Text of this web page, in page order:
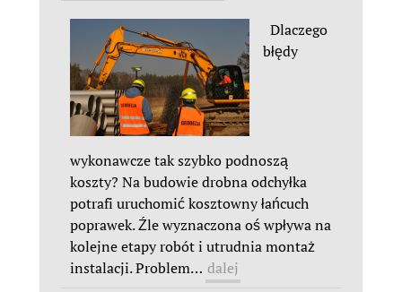
Dlaczego
błędy
wykonawcze tak szybko podnoszą
koszty? Na budowie drobna odchyłka
potrafi uruchomić kosztowny łańcuch
poprawek. Źle wyznaczona oś wpływa na
kolejne etapy robót i utrudnia montaż
instalacji. Problem… dalej